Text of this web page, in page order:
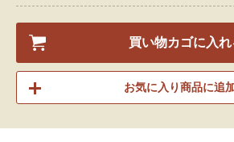
買い物カゴに入れ
お気に入り商品に追